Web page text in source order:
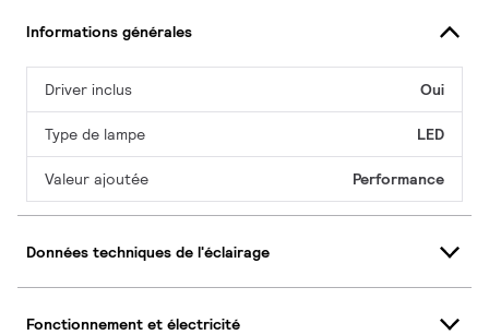
Informations générales
Driver inclus Oui
Type de lampe LED
Valeur ajoutée Performance
Données techniques de l'éclairage
Fonctionnement et électricité